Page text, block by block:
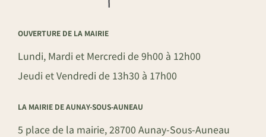
OUVERTURE DE LA MAIRIE
Lundi, Mardi et Mercredi de 9h00 à 12h00
Jeudi et Vendredi de 13h30 à 17h00
LA MAIRIE DE AUNAY-SOUS-AUNEAU
5 place de la mairie, 28700 Aunay-Sous-Auneau